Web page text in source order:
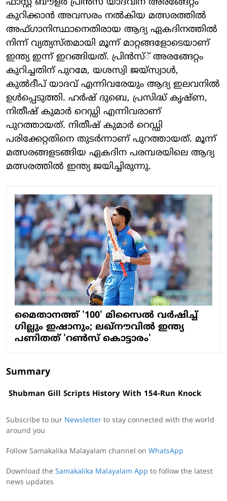
കുറിക്കാന്‍ അവസരം നല്‍കിയ മത്സരത്തില്‍
അഫ്ഗാനിസ്ഥാനെതിരായ ആദ്യ ഏകദിനത്തില്‍
നിന്ന് വ്യത്യസ്തമായി മൂന്ന് മാറ്റങ്ങളോടെയാണ്
ഇന്ത്യ ഇന്ന് ഇറങ്ങിയത്. പ്രിന്‍സ്് അരങ്ങേറ്റം
കുറിച്ചതിന് പുറമേ, യശസ്വി ജയ്‌സ്വാള്‍,
കുല്‍ദീപ് യാദവ് എന്നിവരേയും ആദ്യ ഇലവനില്‍
ഉള്‍പ്പെടുത്തി. ഹര്‍ഷ് ദുബെ, പ്രസിദ്ധ് കൃഷ്ണ,
നിതീഷ് കുമാര്‍ റെഡ്ഡി എന്നിവരാണ്
പുറത്തായത്. നിതീഷ് കുമാര്‍ റെഡ്ഡി
പരിക്കേറ്റതിനെ തുടര്‍ന്നാണ് പുറത്തായത്. മൂന്ന്
മത്സരങ്ങളടങ്ങിയ ഏകദിന പരമ്പരയിലെ ആദ്യ
മത്സരത്തില്‍ ഇന്ത്യ ജയിച്ചിരുന്നു.
മൈതാനത്ത് '100' മിസൈല്‍ വര്‍ഷിച്ച്
ഗില്ലും ഇഷാനും; ലഖ്‌നൗവില്‍ ഇന്ത്യ
പണിതത് 'റണ്‍സ് കൊട്ടാരം'
Summary
Shubman Gill Scripts History With 154-Run Knock
Subscribe to our Newsletter to stay connected with the world
around you
Follow Samakalika Malayalam channel on WhatsApp
Download the Samakalika Malayalam App to follow the latest
news updates